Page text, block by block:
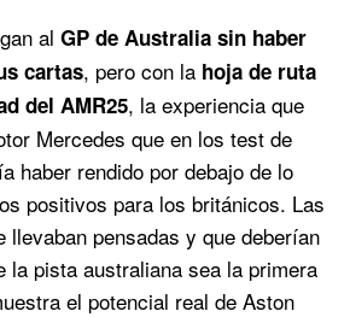
al GP de Australia sin haber
cartas, pero con la hoja de ruta
del AMR25, la experiencia que
Mercedes que en los test de
haber rendido por debajo de lo
positivos para los británicos. Las
llevaban pensadas y que deberían
la pista australiana sea la primera
el potencial real de Aston